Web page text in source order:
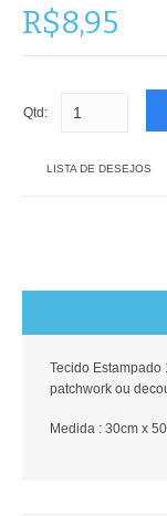
R$8,95
Qtd:
LISTA DE DESEJOS
Tecido
patchwork ou
Medida : 30cm x